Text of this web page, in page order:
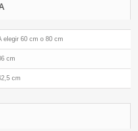
elegir 60 cm o 80 cm
cm
cm